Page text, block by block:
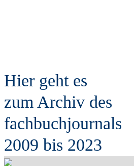
Hier geht es
zum Archiv des
fachbuchjournals
2009 bis 2023